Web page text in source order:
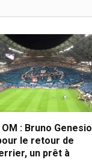
: Bruno Genesio
le retour de
un prêt à